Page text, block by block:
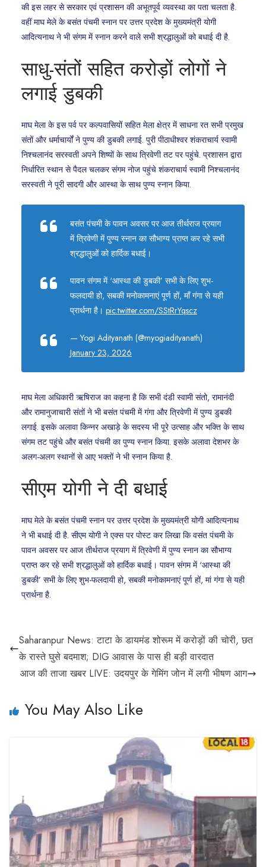
की इस लहर से सरकार एवं प्रशासन की अभूतपूर्व व्यवस्था का पता चलता है.
वहीं माघ मेले के बसंत पंचमी स्नान पर उत्तर प्रदेश के मुख्यमंत्री योगी
आदित्यनाथ ने भी संगम में स्नान करने वाले सभी श्रद्धालुओं को बधाई दी है.
साधु-संतों सहित करोड़ों लोगों ने
लगाई डुबकी
माघ मेला के इस पर्व पर कल्पवासियों सहित मेला क्षेत्र में साधना रत सभी प्रमुख
संतों और धर्माचार्यों ने पुण्य की डुबकी लगाई. पुरी पीठाधीश्वर शंकराचार्य स्वामी
निश्चलानंद सरस्वती अपने शिष्यों के साथ त्रिवेणी तट पर पहुंचे. प्रशासन द्वारा
निर्धारित स्थान से पैदल चलकर संगम नोज पहुंचे शंकराचार्य स्वामी निश्चलानंद
सरस्वती ने पूरी सादगी और आस्था के साथ पुण्य स्नान किया.
बसंत पंचमी के पावन अवसर पर आज तीर्थराज प्रयाग
में त्रिवेणी में पुण्य स्नान का सौभाग्य प्राप्त कर रहे सभी
श्रद्धालुओं को हार्दिक बधाई।
पावन संगम में ‘आस्था की डुबकी’ सभी के लिए शुभ-
फलदायी हो, सबकी मनोकामनाएं पूर्ण हों, माँ गंगा से यही
प्रार्थना है। pic.twitter.com/SStRrYqscz
— Yogi Adityanath (@myogiadityanath)
January 23, 2026
माघ मेला अधिकारी ऋषिराज का कहना है कि सभी दंडी स्वामी संतो, रामानंदी
और रामानुजाचारी संतों ने भी बसंत पंचमी में गंगा और त्रिवेणी में पुण्य डुबकी
लगाई. इसके अलावा किन्नर अखाड़े के सदस्य भी पूरे उत्साह और भक्ति के साथ
संगम तट पहुंचे और बसंत पंचमी का पुण्य स्नान किया. इसके अलावा देशभर के
अलग-अलग स्थानों से आए भक्तों ने भी स्नान किया है.
सीएम योगी ने दी बधाई
माघ मेले के बसंत पंचमी स्नान पर उत्तर प्रदेश के मुख्यमंत्री योगी आदित्यनाथ
ने भी बधाई दी है. सीएम योगी ने एक्स पर पोस्ट कर लिखा कि वसंत पंचमी के
पावन अवसर पर आज तीर्थराज प्रयाग में त्रिवेणी में पुण्य स्नान का सौभाग्य
प्राप्त कर रहे सभी श्रद्धालुओं को हार्दिक बधाई। पावन संगम में ‘आस्था की
डुबकी’ सभी के लिए शुभ-फलदायी हो, सबकी मनोकामनाएं पूर्ण हों, मां गंगा से यही
प्रार्थना है.
Saharanpur News: टाटा के डायमंड शोरूम में करोड़ों की चोरी, छत
के रास्ते घुसे बदमाश; DIG आवास के पास ही बड़ी वारदात
आज की ताजा खबर LIVE: उदयपुर के गेमिंग जोन में लगी भीषण आग
You May Also Like